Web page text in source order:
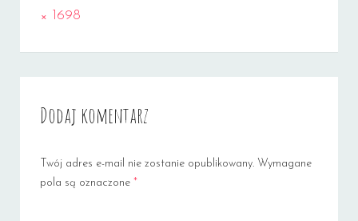
× 1698
Dodaj komentarz
Twój adres e-mail nie zostanie opublikowany. Wymagane
pola są oznaczone *